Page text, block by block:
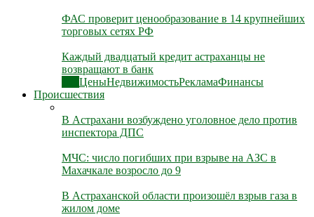
ФАС проверит ценообразование в 14 крупнейших
торговых сетях РФ
Каждый двадцатый кредит астраханцы не
возвращают в банк
ЦеныНедвижимостьРекламаФинансы
Происшествия
В Астрахани возбуждено уголовное дело против
инспектора ДПС
МЧС: число погибших при взрыве на АЗС в
Махачкале возросло до 9
В Астраханской области произошёл взрыв газа в
жилом доме